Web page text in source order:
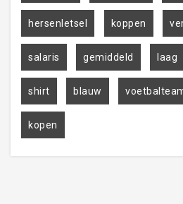
hersenletsel koppen
salaris gemiddeld laag
shirt blauw
kopen